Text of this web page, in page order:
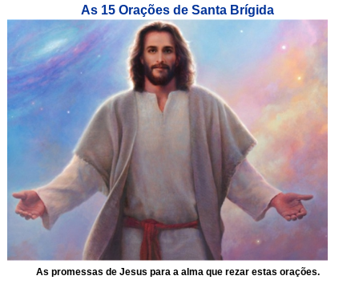
As 15 Orações de Santa Brígida
As promessas de Jesus para a alma que rezar estas orações.